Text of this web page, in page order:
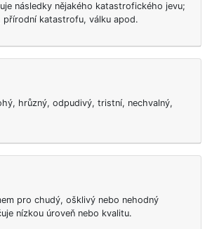
následky nějakého katastrofického jevu;
přírodní katastrofu, válku apod.
hrůzný, odpudivý, tristní, nechvalný,
pro chudý, ošklivý nebo nehodný
nízkou úroveň nebo kvalitu.